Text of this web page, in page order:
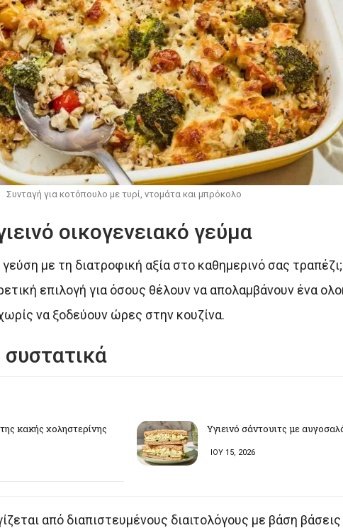
Συνταγή για κοτόπουλο με τυρί, ντομάτα και μπρόκολο
οικογενειακό γεύμα
με τη διατροφική αξία στο καθημερινό σας
επιλογή για όσους θέλουν να απολαμβάνουν ένα
να ξοδεύουν ώρες στην κουζίνα.
κακής χοληστερίνης Υγιεινό σάντουιτς με
ΙΟΥ 15, 2026
από διαπιστευμένους διαιτολόγους με βάση